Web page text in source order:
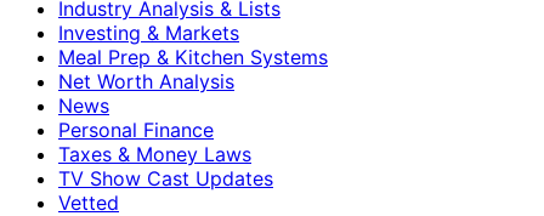
Industry Analysis & Lists
Investing & Markets
Meal Prep & Kitchen Systems
Net Worth Analysis
News
Personal Finance
Taxes & Money Laws
TV Show Cast Updates
Vetted